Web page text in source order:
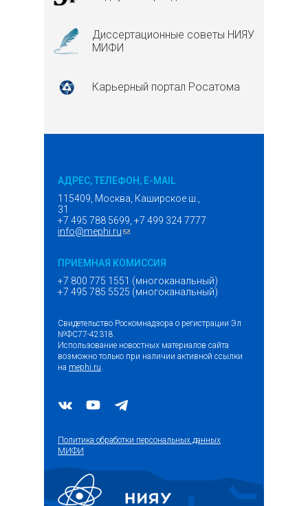
Диссертационные советы НИЯУ
МИФИ
Карьерный портал Росатома
АДРЕС, ТЕЛЕФОН, E-MAIL
115409, Москва, Каширское ш.,
31
+7 495 788 5699, +7 499 324 7777
info@mephi.ru(ссылка для отправки email)
ПРИЕМНАЯ КОМИССИЯ
+7 800 775 1551 (многоканальный)
+7 495 785 5525 (многоканальный)
Свидетельство Роскомнадзора о регистрации Эл
№ФС77-42318.
Использование новостных материалов сайта
возможно только при наличии активной ссылки
на mephi.ru.
Политика обработки персональных данных
МИФИ